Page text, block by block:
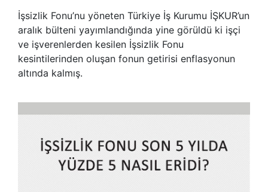
İşsizlik Fonu’nu yöneten Türkiye İş Kurumu İŞKUR’un
aralık bülteni yayımlandığında yine görüldü ki işçi
ve işverenlerden kesilen İşsizlik Fonu
kesintilerinden oluşan fonun getirisi enflasyonun
altında kalmış.